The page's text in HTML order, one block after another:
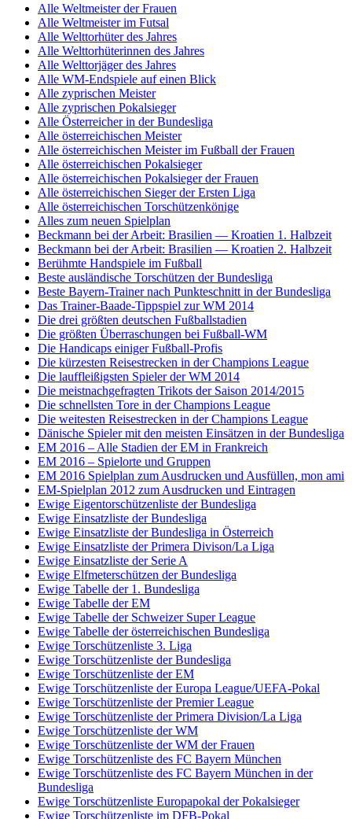
Alle Weltmeister der Frauen
Alle Weltmeister im Futsal
Alle Welttorhüter des Jahres
Alle Welttorhüterinnen des Jahres
Alle Welttorjäger des Jahres
Alle WM-Endspiele auf einen Blick
Alle zyprischen Meister
Alle zyprischen Pokalsieger
Alle Österreicher in der Bundesliga
Alle österreichischen Meister
Alle österreichischen Meister im Fußball der Frauen
Alle österreichischen Pokalsieger
Alle österreichischen Pokalsieger der Frauen
Alle österreichischen Sieger der Ersten Liga
Alle österreichischen Torschützenkönige
Alles zum neuen Spielplan
Beckmann bei der Arbeit: Brasilien — Kroatien 1. Halbzeit
Beckmann bei der Arbeit: Brasilien — Kroatien 2. Halbzeit
Berühmte Handspiele im Fußball
Beste ausländische Torschützen der Bundesliga
Beste Bayern-Trainer nach Punkteschnitt in der Bundesliga
Das Trainer-Baade-Tippspiel zur WM 2014
Die drei größten deutschen Fußballstadien
Die größten Überraschungen bei Fußball-WM
Die Handicaps einiger Fußball-Profis
Die kürzesten Reisestrecken in der Champions League
Die lauffleißigsten Spieler der WM 2014
Die meistnachgefragten Trikots der Saison 2014/2015
Die schnellsten Tore in der Champions League
Die weitesten Reisestrecken in der Champions League
Dänische Spieler mit den meisten Einsätzen in der Bundesliga
EM 2016 – Alle Stadien der EM in Frankreich
EM 2016 – Spielorte und Gruppen
EM 2016 Spielplan zum Ausdrucken und Ausfüllen, mon ami
EM-Spielplan 2012 zum Ausdrucken und Eintragen
Ewige Eigentorschützenliste der Bundesliga
Ewige Einsatzliste der Bundesliga
Ewige Einsatzliste der Bundesliga in Österreich
Ewige Einsatzliste der Primera Divison/La Liga
Ewige Einsatzliste der Serie A
Ewige Elfmeterschützen der Bundesliga
Ewige Tabelle der 1. Bundesliga
Ewige Tabelle der EM
Ewige Tabelle der Schweizer Super League
Ewige Tabelle der österreichischen Bundesliga
Ewige Torschützenliste 3. Liga
Ewige Torschützenliste der Bundesliga
Ewige Torschützenliste der EM
Ewige Torschützenliste der Europa League/UEFA-Pokal
Ewige Torschützenliste der Premier League
Ewige Torschützenliste der Primera Division/La Liga
Ewige Torschützenliste der WM
Ewige Torschützenliste der WM der Frauen
Ewige Torschützenliste des FC Bayern München
Ewige Torschützenliste des FC Bayern München in der
Bundesliga
Ewige Torschützenliste Europapokal der Pokalsieger
Ewige Torschützenliste im DFB-Pokal